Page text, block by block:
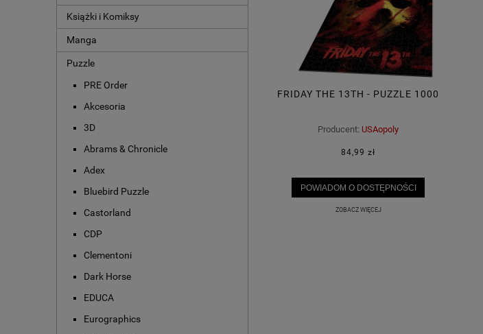
Książki i Komiksy
Manga
Puzzle
PRE Order
Akcesoria
3D
Abrams & Chronicle
Adex
Bluebird Puzzle
Castorland
CDP
Clementoni
Dark Horse
EDUCA
Eurographics
FRIDAY THE 13TH - PUZZLE 1000
Producent: USAopoly
84,99 zł
POWIADOM O DOSTĘPNOŚCI
ZOBACZ WIĘCEJ